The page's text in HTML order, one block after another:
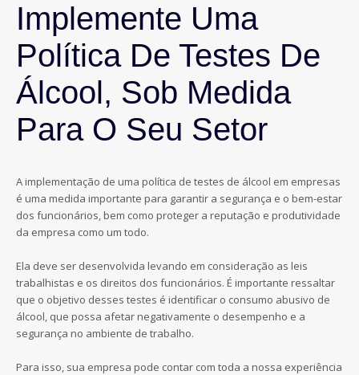
Implemente Uma
Política De Testes De
Álcool, Sob Medida
Para O Seu Setor
A implementação de uma política de testes de álcool em empresas
é uma medida importante para garantir a segurança e o bem-estar
dos funcionários, bem como proteger a reputação e produtividade
da empresa como um todo.
Ela deve ser desenvolvida levando em consideração as leis
trabalhistas e os direitos dos funcionários. É importante ressaltar
que o objetivo desses testes é identificar o consumo abusivo de
álcool, que possa afetar negativamente o desempenho e a
segurança no ambiente de trabalho.
Para isso, sua empresa pode contar com toda a nossa experiência